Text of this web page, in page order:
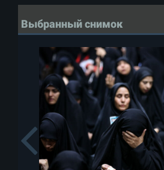
Выбранный снимок